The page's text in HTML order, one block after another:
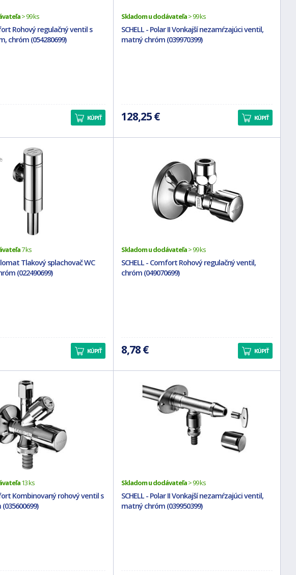
> 99 ks
Rohový regulačný ventil s
chróm (054280699)
KÚPIŤ
Skladom u dodávateľa> 99 ks
SCHELL - Polar II Vonkajší nezamŕzajúci ventil,
matný chróm (039970399)
128,25 € KÚPIŤ
7 ks
Tlakový splachovač WC
(022490699)
KÚPIŤ
Skladom u dodávateľa> 99 ks
SCHELL - Comfort Rohový regulačný ventil,
chróm (049070699)
8,78 € KÚPIŤ
13 ks
Kombinovaný rohový ventil s
Skladom u dodávateľa> 99 ks
SCHELL - Polar II Vonkajší nezamŕzajúci ventil,
matný chróm (039950399)